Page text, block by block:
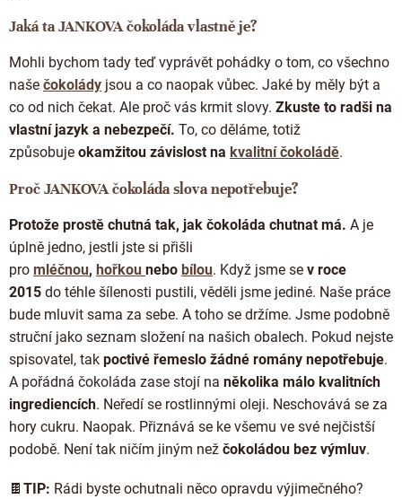
Jaká ta JANKOVA čokoláda vlastně je?
Mohli bychom tady teď vyprávět pohádky o tom, co všechno
naše čokolády jsou a co naopak vůbec. Jaké by měly být a
co od nich čekat. Ale proč vás krmit slovy. Zkuste to radši na
vlastní jazyk a nebezpečí. To, co děláme, totiž
způsobuje okamžitou závislost na kvalitní čokoládě.
Proč JANKOVA čokoláda slova nepotřebuje?
Protože prostě chutná tak, jak čokoláda chutnat má. A je
úplně jedno, jestli jste si přišli
pro mléčnou, hořkou nebo bílou. Když jsme se v roce
2015 do téhle šílenosti pustili, věděli jsme jediné. Naše práce
bude mluvit sama za sebe. A toho se držíme. Jsme podobně
struční jako seznam složení na našich obalech. Pokud nejste
spisovatel, tak poctivé řemeslo žádné romány nepotřebuje.
A pořádná čokoláda zase stojí na několika málo kvalitních
ingrediencích. Neředí se rostlinnými oleji. Neschovává se za
hory cukru. Naopak. Přiznává se ke všemu ve své nejčistší
podobě. Není tak ničím jiným než čokoládou bez výmluv.
🍫 TIP: Rádi byste ochutnali něco opravdu výjimečného?